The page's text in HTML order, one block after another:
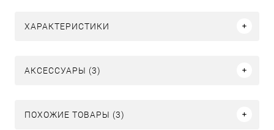
ХАРАКТЕРИСТИКИ
АКСЕССУАРЫ (3)
ПОХОЖИЕ ТОВАРЫ (3)